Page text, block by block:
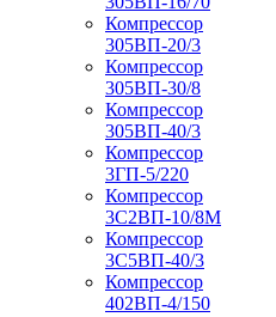
Компрессор
305ВП-20/3
Компрессор
305ВП-30/8
Компрессор
305ВП-40/3
Компрессор
3ГП-5/220
Компрессор
3С2ВП-10/8М
Компрессор
3С5ВП-40/3
Компрессор
402ВП-4/150